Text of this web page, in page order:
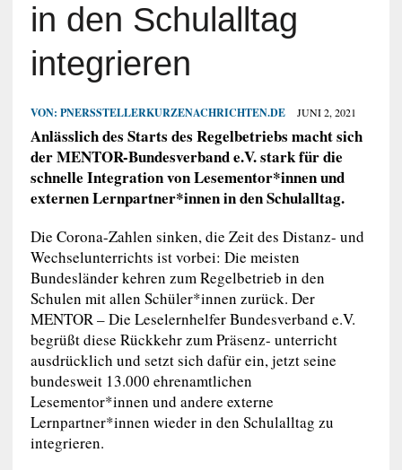
in den Schulalltag
integrieren
VON: PNERSSTELLERKURZENACHRICHTEN.DE JUNI 2, 2021
Anlässlich des Starts des Regelbetriebs macht sich
der MENTOR-Bundesverband e.V. stark für die
schnelle Integration von Lesementor*innen und
externen Lernpartner*innen in den Schulalltag.
Die Corona-Zahlen sinken, die Zeit des Distanz- und
Wechselunterrichts ist vorbei: Die meisten
Bundesländer kehren zum Regelbetrieb in den
Schulen mit allen Schüler*innen zurück. Der
MENTOR – Die Leselernhelfer Bundesverband e.V.
begrüßt diese Rückkehr zum Präsenz- unterricht
ausdrücklich und setzt sich dafür ein, jetzt seine
bundesweit 13.000 ehrenamtlichen
Lesementor*innen und andere externe
Lernpartner*innen wieder in den Schulalltag zu
integrieren.